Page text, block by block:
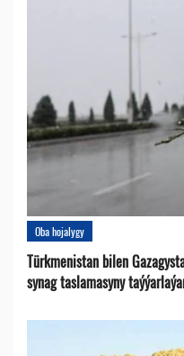
Oba hojalygy
Türkmenistan bilen
synag taslamasyny